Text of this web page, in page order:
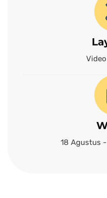
18 Agustus